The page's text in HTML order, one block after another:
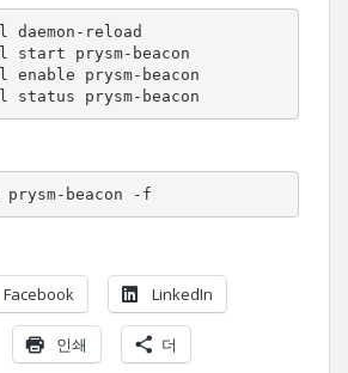
daemon-reload
start prysm-beacon
enable prysm-beacon
status prysm-beacon
beacon -f
Facebook LinkedIn
인쇄 더